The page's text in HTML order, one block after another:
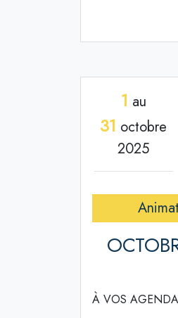
1 au
31 octobre
2025
À VOS